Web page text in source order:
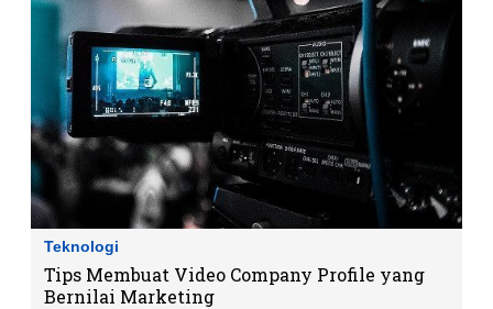
Teknologi
Tips Membuat Video Company Profile yang
Bernilai Marketing